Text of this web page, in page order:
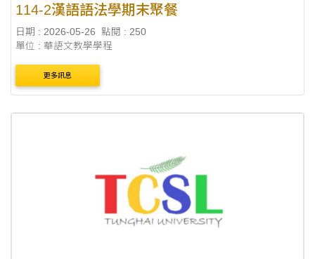
114-2漢語語法學期末聚餐
日期 : 2026-05-26
點閱 : 250
單位 : 華語文教學學程
更多訊息